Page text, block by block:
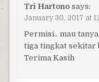
Tri Hartono says:
January 30, 2017 at
Permisi.. mau
tiga tingkat sekitar
Terima Kasih